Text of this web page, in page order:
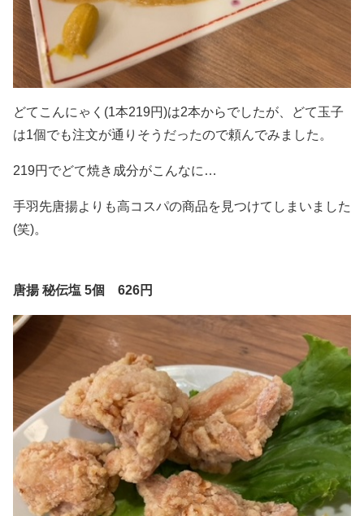
どてこんにゃく(1本219円)は2本からでしたが、どて玉子
は1個でも注文が通りそうだったので頼んでみました。
219円でどて焼き成分がこんなに…
手羽先唐揚よりも高コスパの商品を見つけてしまいました
(笑)。
唐揚 秘伝塩 5個 626円